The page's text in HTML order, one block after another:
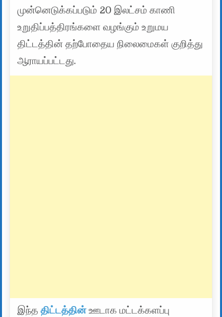
முன்னெடுக்கப்படும் 20 இலட்சம் காணி
உறுதிப்பத்திரங்களை வழங்கும் உறுமய
திட்டத்தின் தற்போதைய நிலைமைகள் குறித்து
ஆராயப்பட்டது.
இந்ததிட்டத்தின்ஊடாக மட்டக்களப்பு